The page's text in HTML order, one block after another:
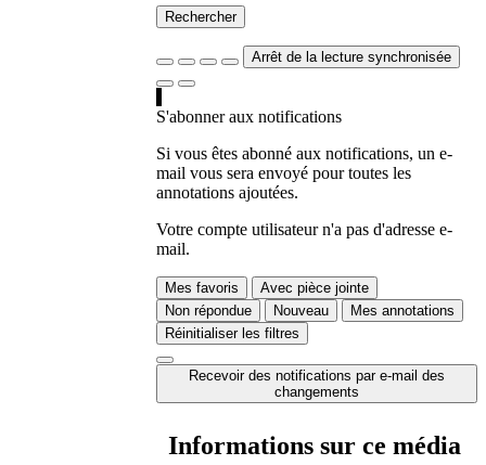
Rechercher
Arrêt de la lecture synchronisée
S'abonner aux notifications
Si vous êtes abonné aux notifications, un e-
mail vous sera envoyé pour toutes les
annotations ajoutées.
Votre compte utilisateur n'a pas d'adresse e-
mail.
Mes favoris
Avec pièce jointe
Non répondue
Nouveau
Mes annotations
Réinitialiser les filtres
Recevoir des notifications par e-mail des
changements
Informations sur ce média